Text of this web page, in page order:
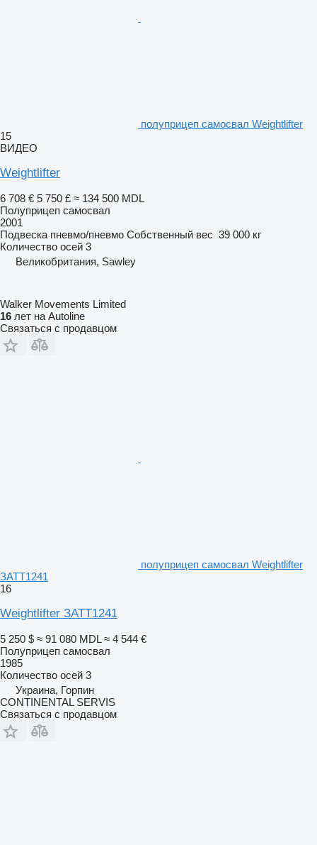
полуприцеп самосвал Weightlifter
15
ВИДЕО
Weightlifter
6 708 € 5 750 £ ≈ 134 500 MDL
Полуприцеп самосвал
2001
Подвеска пневмо/пневмо Собственный вес 39 000 кг
Количество осей 3
Великобритания, Sawley
Walker Movements Limited
16 лет на Autoline
Связаться с продавцом
полуприцеп самосвал Weightlifter
ЗАТТ1241
16
Weightlifter ЗАТТ1241
5 250 $ ≈ 91 080 MDL ≈ 4 544 €
Полуприцеп самосвал
1985
Количество осей 3
Украина, Горпин
CONTINENTAL SERVIS
Связаться с продавцом